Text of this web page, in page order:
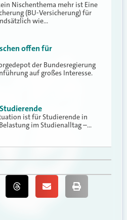
Nischenthema mehr ist Eine
(BU-Versicherung) für
wie…
offen für
der Bundesregierung
auf großes Interesse.
ist für Studierende in
im Studienalltag –…